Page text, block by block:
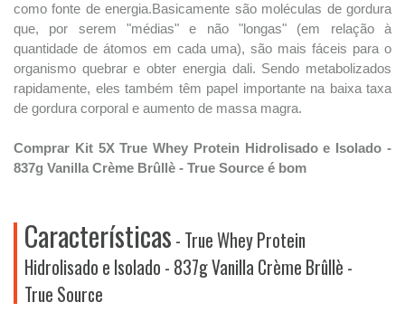
como fonte de energia.Basicamente são moléculas de gordura
que, por serem "médias" e não "longas" (em relação à
quantidade de átomos em cada uma), são mais fáceis para o
organismo quebrar e obter energia dali. Sendo metabolizados
rapidamente, eles também têm papel importante na baixa taxa
de gordura corporal e aumento de massa magra.
Comprar Kit 5X True Whey Protein Hidrolisado e Isolado -
837g Vanilla Crème Brûllè - True Source é bom
Características - True Whey Protein
Hidrolisado e Isolado - 837g Vanilla Crème Brûllè -
True Source